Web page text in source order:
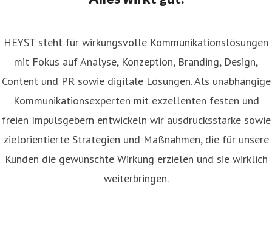
HEYST steht für wirkungsvolle Kommunikationslösungen
mit Fokus auf Analyse, Konzeption, Branding, Design,
Content und PR sowie digitale Lösungen. Als unabhängige
Kommunikationsexperten mit exzellenten festen und
freien Impulsgebern entwickeln wir ausdrucksstarke sowie
zielorientierte Strategien und Maßnahmen, die für unsere
Kunden die gewünschte Wirkung erzielen und sie wirklich
weiterbringen.